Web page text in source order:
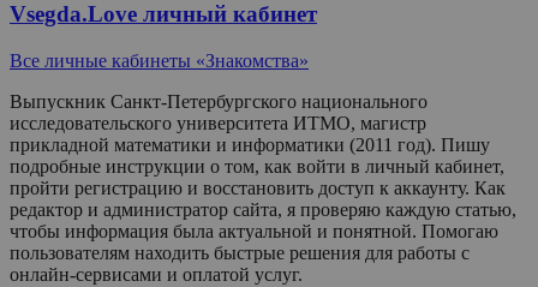
Vsegda.Love личный кабинет
Все личные кабинеты «Знакомства»
Выпускник Санкт-Петербургского национального
исследовательского университета ИТМО, магистр
прикладной математики и информатики (2011 год). Пишу
подробные инструкции о том, как войти в личный кабинет,
пройти регистрацию и восстановить доступ к аккаунту. Как
редактор и администратор сайта, я проверяю каждую статью,
чтобы информация была актуальной и понятной. Помогаю
пользователям находить быстрые решения для работы с
онлайн-сервисами и оплатой услуг.